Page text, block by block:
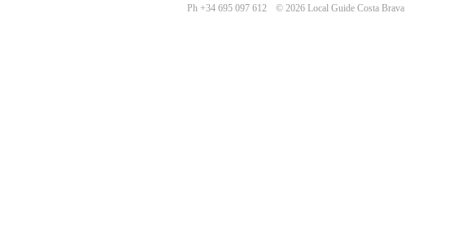
Ph +34 695 097 612 © 2026 Local Guide Costa Brava